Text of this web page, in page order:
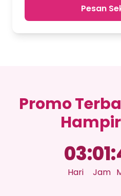
Pesan
Promo
03
Hari
:01
Jam
: